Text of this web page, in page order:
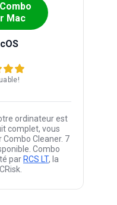
Mac
ordinateur est
complet, vous
Cleaner. 7
Combo
par RCS LT, la